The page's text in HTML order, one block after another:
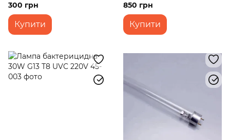
300 грн
Купити
850 грн
Купити